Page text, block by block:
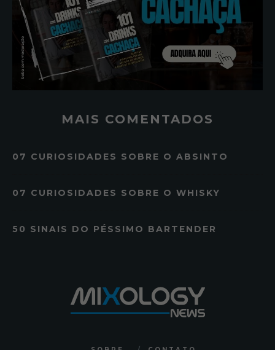
MAIS COMENTADOS
07 CURIOSIDADES SOBRE O ABSINTO
07 CURIOSIDADES SOBRE O WHISKY
50 SINAIS DO PÉSSIMO BARTENDER